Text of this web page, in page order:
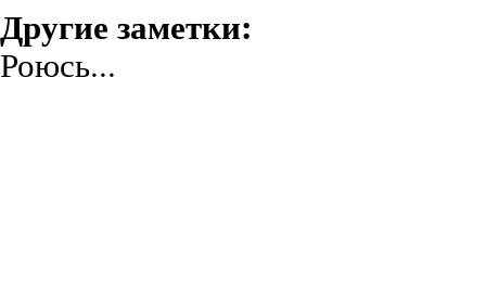
Другие заметки:
Роюсь...